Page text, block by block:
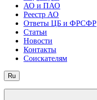
АО и ПАО
Реестр АО
Ответы ЦБ и ФРСФР
Статьи
Новости
Контакты
Соискателям
Ru